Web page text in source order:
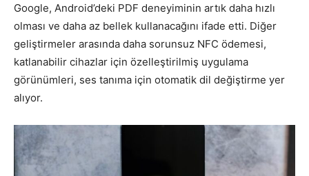
Google, Android’deki PDF deneyiminin artık daha hızlı
olması ve daha az bellek kullanacağını ifade etti. Diğer
geliştirmeler arasında daha sorunsuz NFC ödemesi,
katlanabilir cihazlar için özelleştirilmiş uygulama
görünümleri, ses tanıma için otomatik dil değiştirme yer
alıyor.